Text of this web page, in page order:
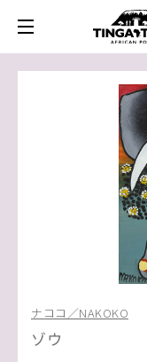
ナココ／NAKOKO
ゾウ